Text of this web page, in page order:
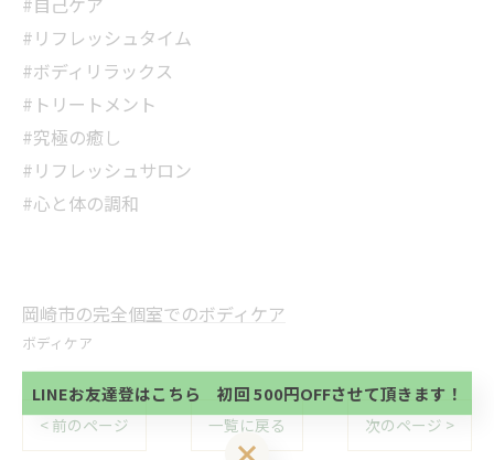
#リフレッシュタイム
#ボディリラックス
#トリートメント
#究極の癒し
#リフレッシュサロン
#心と体の調和
岡崎市の完全個室でのボディケア
ボディケア
< 前のページ 一覧に戻る 次のページ >
当サロンの公式LINE@にお友達登録頂いたお客様は
方、不必要な方 お手数ですが、✖印でお閉じ下さ
い。
LINEお友達登はこちら 初回 500円OFFさせて頂きます！
初回 500円OFFさせて頂きます。 既に 追加済の
い。
LINEお友達登はこちら 初回 500円OFFさせて頂きます！